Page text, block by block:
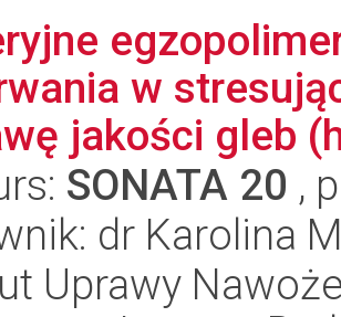
w
jakości gleb
SONATA 20 ,
dr Karolina
Uprawy